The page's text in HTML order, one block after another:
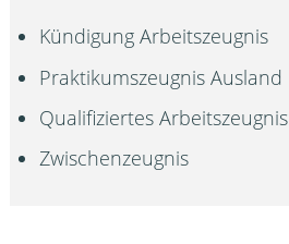
Kündigung Arbeitszeugnis
Praktikumszeugnis Ausland
Qualifiziertes Arbeitszeugnis
Zwischenzeugnis